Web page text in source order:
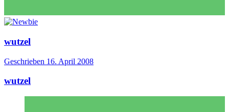
wutzel
Geschrieben 16. April 2008
wutzel